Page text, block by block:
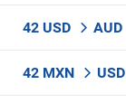
42 USD AUD
42 MXN USD